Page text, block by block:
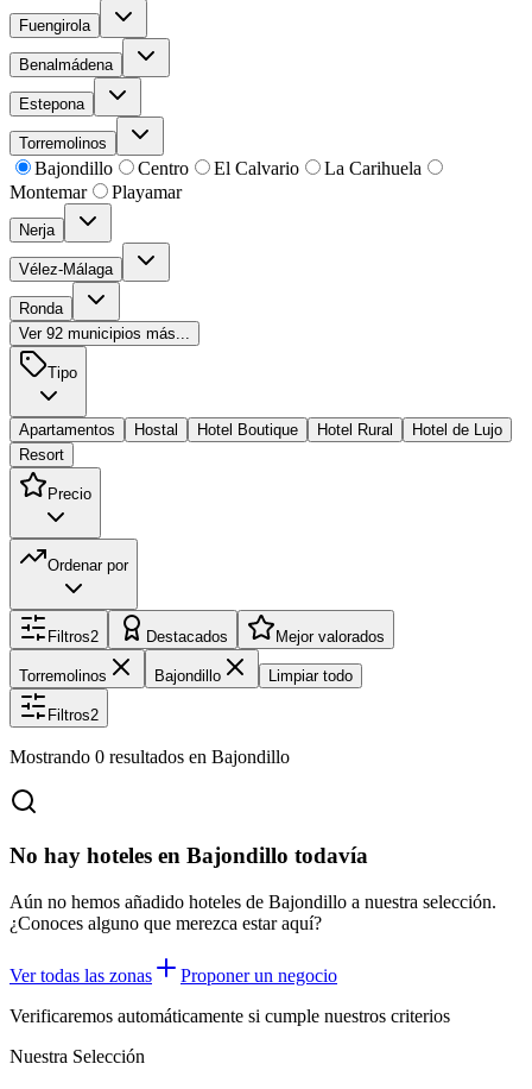
Fuengirola
Benalmádena
Estepona
Torremolinos
Bajondillo Centro El Calvario
La Carihuela
Montemar
Playamar
Nerja
Vélez-Málaga
Ronda
Ver 92 municipios más...
Tipo
Apartamentos Hostal Hotel Boutique Hotel Rural
Hotel de Lujo
Resort
Precio
Ordenar por
Filtros2 Destacados Mejor valorados
Torremolinos Bajondillo Limpiar todo
Filtros2
Mostrando 0 resultados en Bajondillo
No hay hoteles en Bajondillo todavía
Aún no hemos añadido hoteles de Bajondillo a nuestra selección.
¿Conoces alguno que merezca estar aquí?
Ver todas las zonas
Proponer un negocio
Verificaremos automáticamente si cumple nuestros criterios
Nuestra Selección